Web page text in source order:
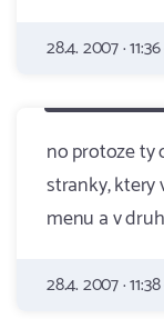
28.4. 2007 ·
no protoze ty
stranky,
menu a v
28.4. 2007 ·